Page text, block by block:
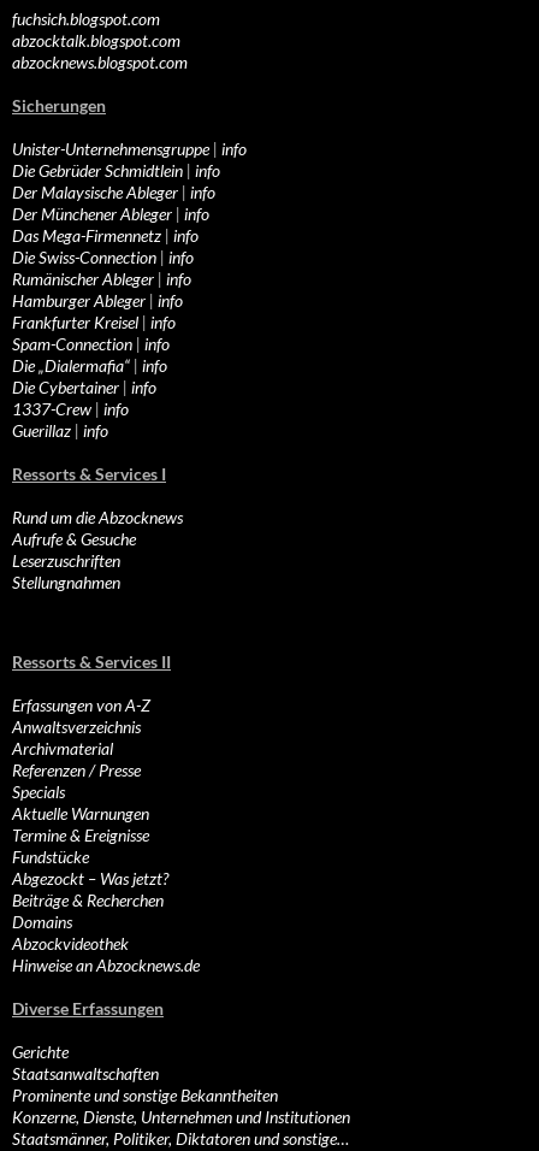
fuchsich.blogspot.com
abzocktalk.blogspot.com
abzocknews.blogspot.com
Sicherungen
Unister-Unternehmensgruppe| info
Die Gebrüder Schmidtlein | info
Der Malaysische Ableger | info
Der Münchener Ableger | info
Das Mega-Firmennetz | info
Die Swiss-Connection | info
Rumänischer Ableger | info
Hamburger Ableger | info
Frankfurter Kreisel | info
Spam-Connection | info
Die „Dialermafia“ | info
Die Cybertainer | info
1337-Crew | info
Guerillaz | info
Ressorts & Services I
Rund um die Abzocknews
Aufrufe & Gesuche
Leserzuschriften
Stellungnahmen
Ressorts & Services II
Erfassungen von A-Z
Anwaltsverzeichnis
Archivmaterial
Referenzen / Presse
Specials
Aktuelle Warnungen
Termine & Ereignisse
Fundstücke
Abgezockt – Was jetzt?
Beiträge & Recherchen
Domains
Abzockvideothek
Hinweise an Abzocknews.de
Diverse Erfassungen
Gerichte
Staatsanwaltschaften
Prominente und sonstige Bekanntheiten
Konzerne, Dienste, Unternehmen und Institutionen
Staatsmänner, Politiker, Diktatoren und sonstige…